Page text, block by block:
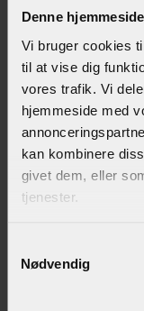
Denne
Vi bruger cookies
til at vise dig
vores trafik. Vi
hjemmeside med
kan kombinere
givet dem, eller
tjenester.
Nødvendig